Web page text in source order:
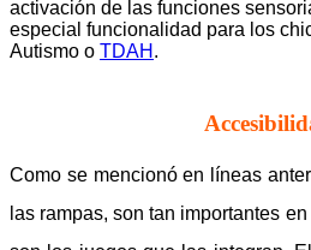
activación de las funciones
especial funcionalidad para los
Autismo o TDAH .
Como se mencionó en líneas
las rampas, son tan importantes